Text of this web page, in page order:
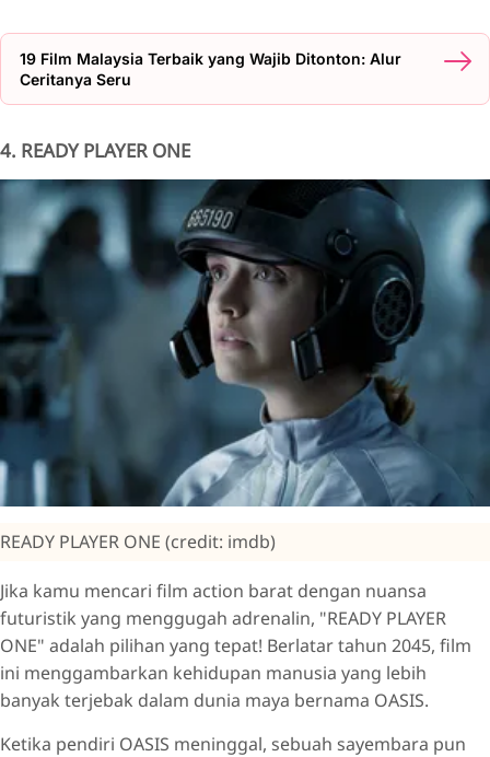
19 Film Malaysia Terbaik yang Wajib Ditonton: Alur
Ceritanya Seru
4. READY PLAYER ONE
READY PLAYER ONE (credit: imdb)
Jika kamu mencari film action barat dengan nuansa
futuristik yang menggugah adrenalin, "READY PLAYER
ONE" adalah pilihan yang tepat! Berlatar tahun 2045, film
ini menggambarkan kehidupan manusia yang lebih
banyak terjebak dalam dunia maya bernama OASIS.
Ketika pendiri OASIS meninggal, sebuah sayembara pun